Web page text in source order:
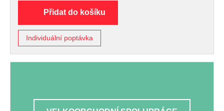
Přidat do košíku
Individuální poptávka